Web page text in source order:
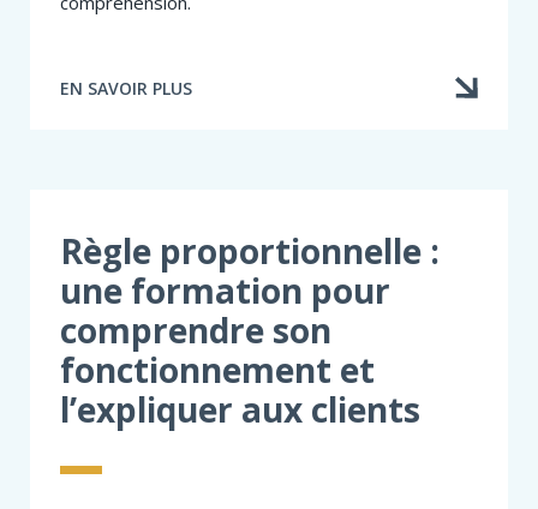
EN SAVOIR PLUS
À
IDÉES
REÇUES,
VRAIS
RISQUES
ET
RÔLE
DU
PROFESSIONNEL
Règle proportionnelle :
une formation pour
comprendre son
fonctionnement et
l’expliquer aux clients